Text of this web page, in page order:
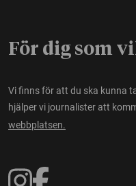
För dig som
Vi finns för att du ska kunna
hjälper vi journalister att
webbplatsen.